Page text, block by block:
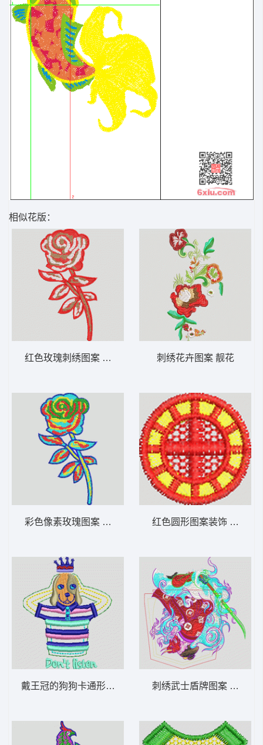
相似花版：
红色玫瑰刺绣图案 靓花
彩色像素玫瑰图案 靓花
戴王冠的狗狗卡通形象 狗头
刺绣花卉图案 靓花
红色圆形图案装饰 男装 章
刺绣武士盾牌图案 口袋